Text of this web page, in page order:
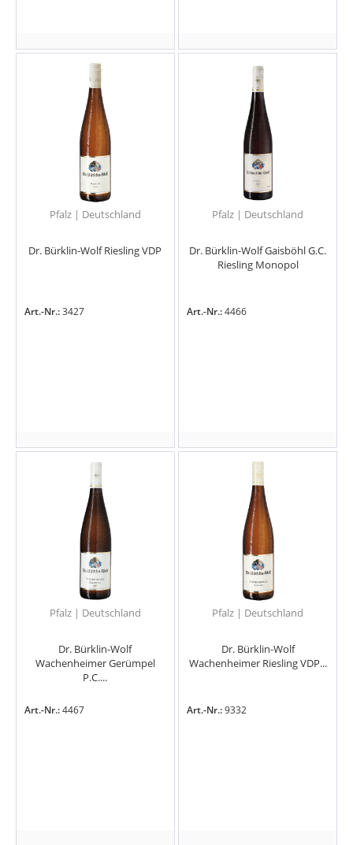
Pfalz | Deutschland
Dr. Bürklin-Wolf Riesling VDP
Art.-Nr.:3427
Pfalz | Deutschland
Dr. Bürklin-Wolf Gaisböhl G.C.
Riesling Monopol
Art.-Nr.:4466
Pfalz | Deutschland
Dr. Bürklin-Wolf
Wachenheimer Gerümpel
P.C....
Art.-Nr.:4467
Pfalz | Deutschland
Dr. Bürklin-Wolf
Wachenheimer Riesling VDP...
Art.-Nr.:9332